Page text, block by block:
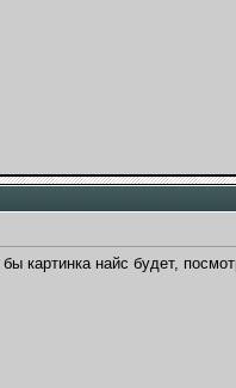
картинка найс будет,